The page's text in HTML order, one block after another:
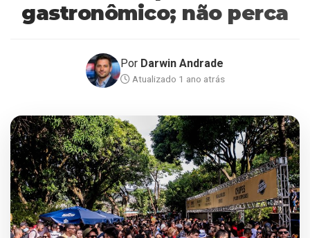
gastronômico; não perca
Por Darwin Andrade
Atualizado 1 ano atrás